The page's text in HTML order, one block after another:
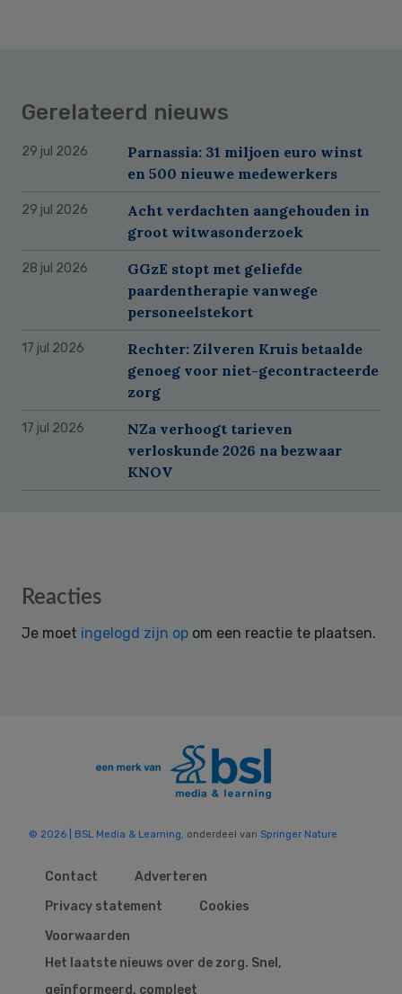
Gerelateerd nieuws
29 jul 2026
Parnassia: 31 miljoen euro winst
en 500 nieuwe medewerkers
29 jul 2026
Acht verdachten aangehouden in
groot witwasonderzoek
28 jul 2026
GGzE stopt met geliefde
paardentherapie vanwege
personeelstekort
17 jul 2026
Rechter: Zilveren Kruis betaalde
genoeg voor niet-gecontracteerde
zorg
17 jul 2026
NZa verhoogt tarieven
verloskunde 2026 na bezwaar
KNOV
Reader
Reacties
Je moet ingelogd zijn op om een reactie te plaatsen.
© 2026 | BSL Media & Learning , onderdeel van Springer Nature
Contact
Adverteren
Privacy statement
Cookies
Voorwaarden
Het laatste nieuws over de zorg. Snel,
geïnformeerd, compleet